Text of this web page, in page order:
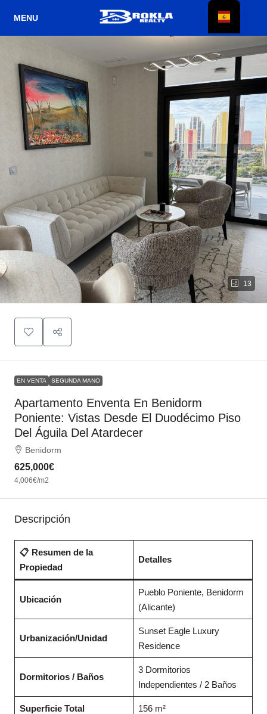
13
EN VENTA SEGUNDA MANO
Apartamento Enventa En Benidorm
Poniente: Vistas Desde El Duodécimo Piso
Del Águila Del Atardecer
Benidorm
625,000€
4,006€/m2
Descripción
📋 Resumen de la
Propiedad
Detalles
Ubicación
Pueblo Poniente, Benidorm
(Alicante)
Urbanización/Unidad
Sunset Eagle Luxury
Residence
Dormitorios / Baños
3 Dormitorios
Independientes / 2 Baños
Superficie Total 156 m²